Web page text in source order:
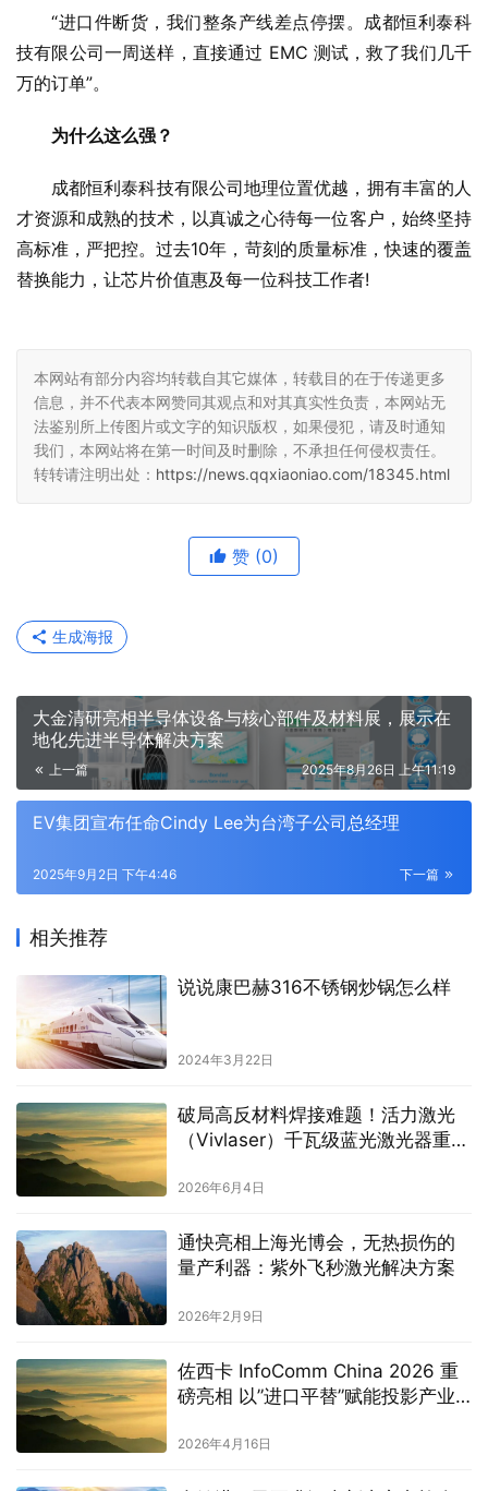
“进口件断货，我们整条产线差点停摆。成都恒利泰科
技有限公司一周送样，直接通过 EMC 测试，救了我们几千
万的订单”。
为什么这么强？
成都恒利泰科技有限公司地理位置优越，拥有丰富的人
才资源和成熟的技术，以真诚之心待每一位客户，始终坚持
高标准，严把控。过去10年，苛刻的质量标准，快速的覆盖
替换能力，让芯片价值惠及每一位科技工作者!
本网站有部分内容均转载自其它媒体，转载目的在于传递更多
信息，并不代表本网赞同其观点和对其真实性负责，本网站无
法鉴别所上传图片或文字的知识版权，如果侵犯，请及时通知
我们，本网站将在第一时间及时删除，不承担任何侵权责任。
转转请注明出处： https://news.qqxiaoniao.com/18345.html
赞 (0)
生成海报
大金清研亮相半导体设备与核心部件及材料展，展示在
地化先进半导体解决方案
上一篇 2025年8月26日 上午11:19
EV集团宣布任命Cindy Lee为台湾子公司总经理
下一篇
2025年9月2日 下午4:46
相关推荐
说说康巴赫316不锈钢炒锅怎么样
2024年3月22日
破局高反材料焊接难题！活力激光
（Vivlaser）千瓦级蓝光激光器重磅
2026年6月4日
通快亮相上海光博会，无热损伤的
量产利器：紫外飞秒激光解决方案
2026年2月9日
佐西卡 InfoComm China 2026 重
磅亮相 以”进口平替”赋能投影产业
2026年4月16日